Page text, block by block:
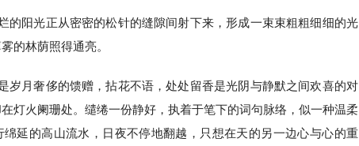
的阳光正从密密的松针的缝隙间射下来，形成一束束粗粗细细的光
的林荫照得通亮。
岁月奢侈的馈赠，拈花不语，处处留香是光阴与静默之间欢喜的对
灯火阑珊处。缱绻一份静好，执着于笔下的词句脉络，似一种温柔
延的高山流水，日夜不停地翻越，只想在天的另一边心与心的重